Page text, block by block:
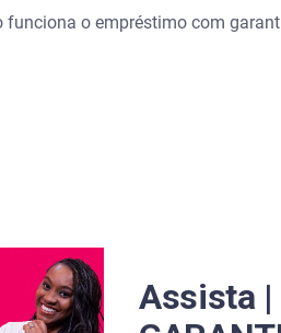
de moto
com garantia de moto
dicas práticas
funciona o empréstimo com
Assista |